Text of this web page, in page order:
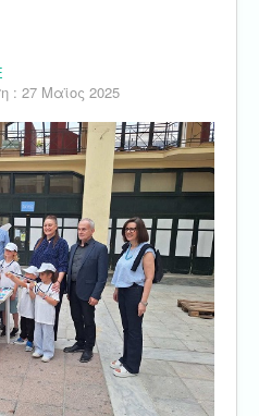
: 27 Μαϊος 2025